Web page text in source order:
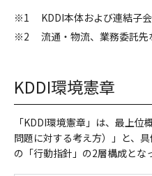
※1
KDDI本体および連結子
※2
流通・物流、業務委託先
KDDI環境憲章
「KDDI環境憲章」は、最上
問題に対する考え方）」と、
の「行動指針」の2層構成とな